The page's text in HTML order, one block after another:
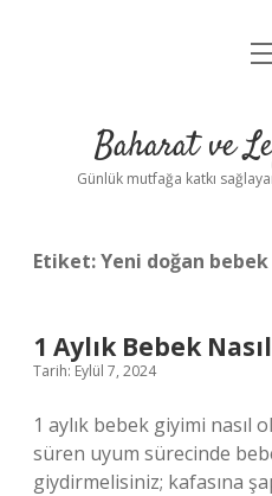
Yasal
Baharat ve
Günlük mutfağa katkı
Etiket:Yeni doğan
1 Aylık Bebek
Tarih: Eylül 7, 2024
1 aylık bebek giyimi nasıl
süren uyum sürecinde
giydirmelisiniz; kafasına